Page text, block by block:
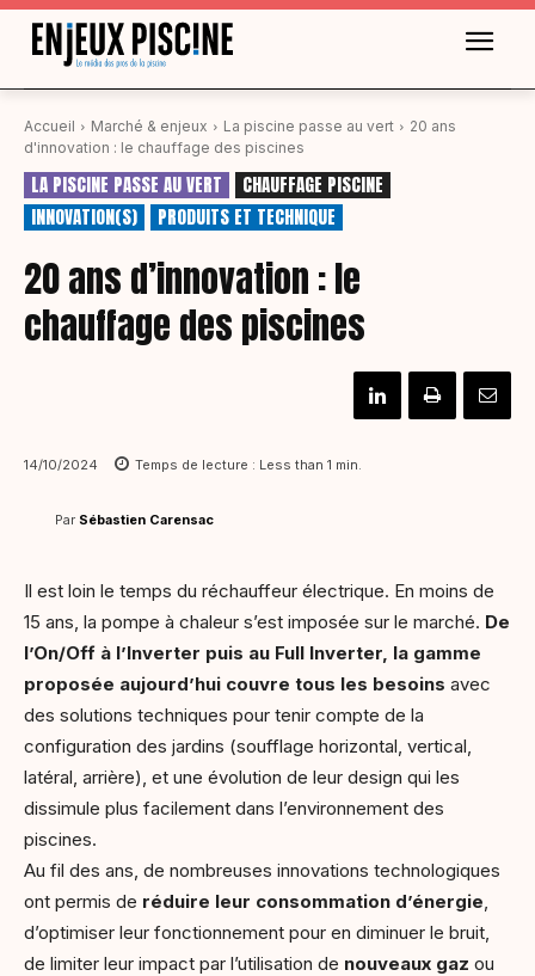
Accueil Marché & enjeux La piscine passe au vert
20 ans
d'innovation : le chauffage des piscines
LA PISCINE PASSE AU VERT
CHAUFFAGE PISCINE
INNOVATION(S)
PRODUITS ET TECHNIQUE
20 ans d’innovation : le
chauffage des piscines
14/10/2024 Temps de lecture : Less than 1 min.
Par Sébastien Carensac
Il est loin le temps du réchauffeur électrique. En moins de
15 ans, la pompe à chaleur s’est imposée sur le marché. De
l’On/Off à l’Inverter puis au Full Inverter, la gamme
proposée aujourd’hui couvre tous les besoins avec
des solutions techniques pour tenir compte de la
configuration des jardins (soufflage horizontal, vertical,
latéral, arrière), et une évolution de leur design qui les
dissimule plus facilement dans l’environnement des
piscines.
Au fil des ans, de nombreuses innovations technologiques
ont permis de réduire leur consommation d’énergie,
d’optimiser leur fonctionnement pour en diminuer le bruit,
de limiter leur impact par l’utilisation de nouveaux gaz ou